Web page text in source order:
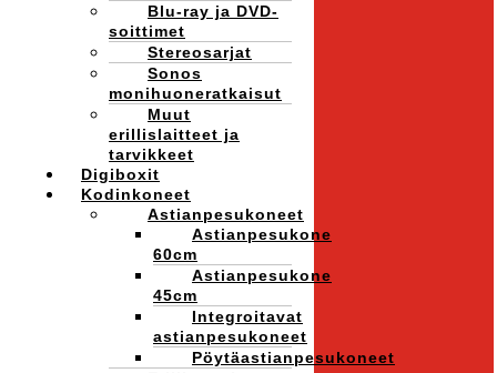
Blu-ray ja DVD-
soittimet
Stereosarjat
Sonos
monihuoneratkaisut
Muut
erillislaitteet ja
tarvikkeet
Digiboxit
Kodinkoneet
Astianpesukoneet
Astianpesukone
60cm
Astianpesukone
45cm
Integroitavat
astianpesukoneet
Pöytäastianpesukoneet